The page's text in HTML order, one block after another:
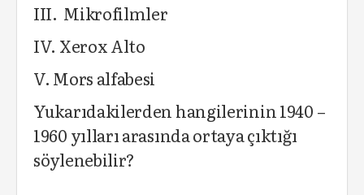
III. Mikrofilmler
IV. Xerox Alto
V. Mors alfabesi
Yukarıdakilerden hangilerinin 1940 –
1960 yılları arasında ortaya çıktığı
söylenebilir?